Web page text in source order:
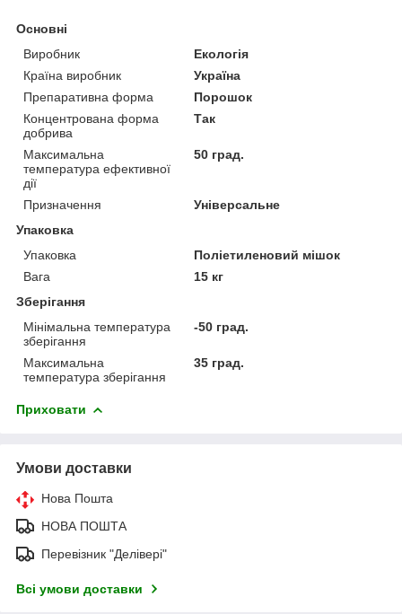
Основні
Виробник
Екологія
Країна виробник
Україна
Препаративна форма
Порошок
Концентрована форма
добрива
Так
Максимальна
температура ефективної
дії
50 град.
Призначення
Універсальне
Упаковка
Упаковка
Поліетиленовий мішок
Вага
15 кг
Зберігання
Мінімальна температура
зберігання
-50 град.
Максимальна
температура зберігання
35 град.
Приховати
Умови доставки
Нова Пошта
НОВА ПОШТА
Перевізник "Делівері"
Всі умови доставки